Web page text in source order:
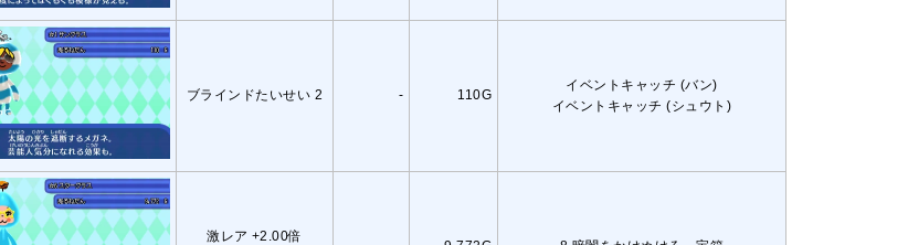
ブラインドたいせい 2 - 110G
イベントキャッチ (バン)
イベントキャッチ (シュウト)
激レア +2.00倍